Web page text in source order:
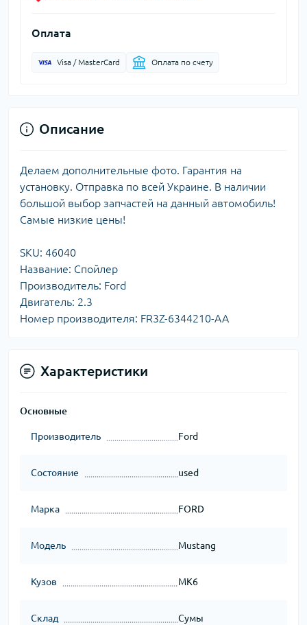
Оплата
Visa / MasterCard Оплата по счету
Описание
Делаем дополнительные фото. Гарантия на
установку. Отправка по всей Украине. В наличии
большой выбор запчастей на данный автомобиль!
Самые низкие цены!
SKU: 46040
Название: Спойлер
Производитель: Ford
Двигатель: 2.3
Номер производителя: FR3Z-6344210-AA
Характеристики
Основные
Производитель Ford
Состояние used
Марка FORD
Модель Mustang
Кузов MK6
Склад Сумы